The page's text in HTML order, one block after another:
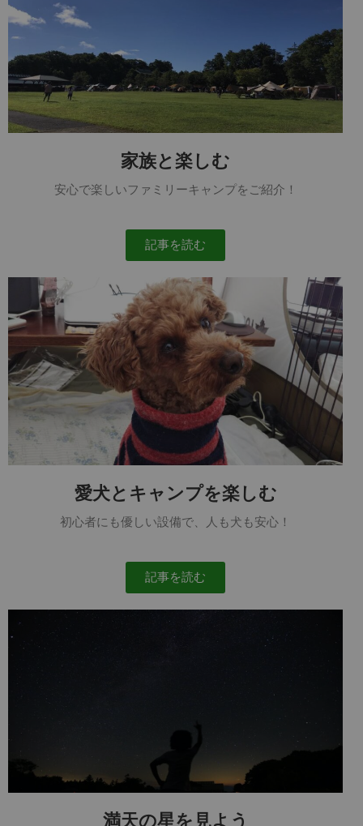
家族と楽しむ
安心で楽しいファミリーキャンプをご紹介！
記事を読む
愛犬とキャンプを楽しむ
初心者にも優しい設備で、人も犬も安心！
記事を読む
満天の星を見よう